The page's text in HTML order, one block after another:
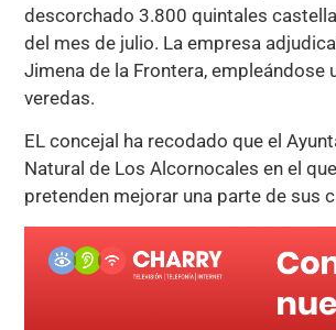
descorchado 3.800 quintales
del mes de julio. La empresa
Jimena de la Frontera,
veredas.
EL concejal ha recodado que el
Natural de Los Alcornocales en el
pretenden mejorar una parte de sus